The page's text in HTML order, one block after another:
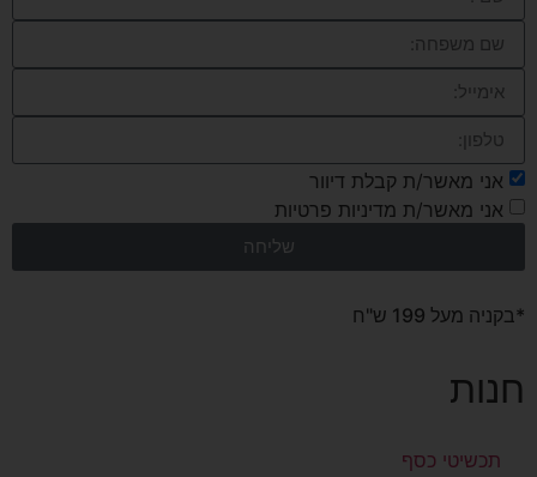
חנות
תכשיטי כסף
אני מאשר/ת קבלת דיוור
אני מאשר/ת מדיניות פרטיות
שליחה
*בקניה מעל 199 ש"ח